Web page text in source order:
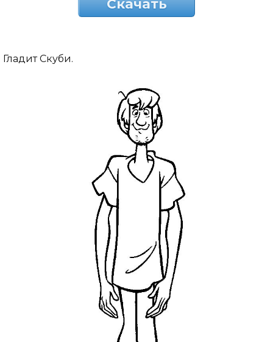
Скачать
Гладит Скуби.